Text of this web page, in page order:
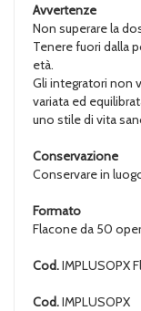
Avvertenze
Non superare la
Tenere fuori dalla
età.
Gli integratori non
variata ed
uno stile di vita
Conservazione
Conservare in
Formato
Flacone da 50
Cod.IMPLUSOPX
Cod.IMPLUSOPX